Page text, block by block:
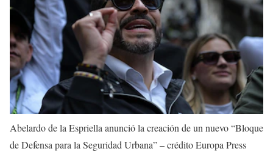
Abelardo de la Espriella anunció la creación de un nuevo “Bloque
de Defensa para la Seguridad Urbana” – crédito Europa Press